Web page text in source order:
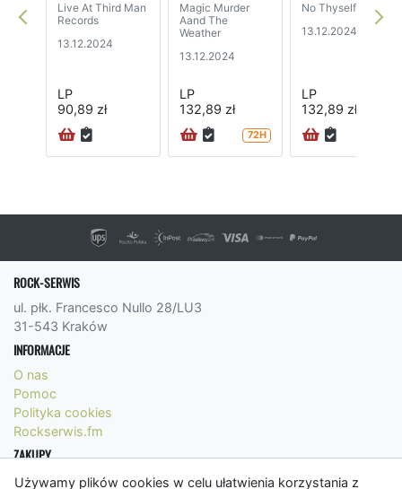
Używamy plików cookies w celu ułatwienia korzystania z
Live At Third Man
Records
13.12.2024
LP
90,89 zł
Magic Murder
Aand The
Weather
13.12.2024
LP
132,89 zł
72H
No Thyself
13.12.2024
LP
132,89 zł
ROCK-SERWIS
ul. płk. Francesco Nullo 28/LU3
31-543 Kraków
INFORMACJE
O nas
Pomoc
Polityka cookies
Rockserwis.fm
ZAKUPY
Formy płatności